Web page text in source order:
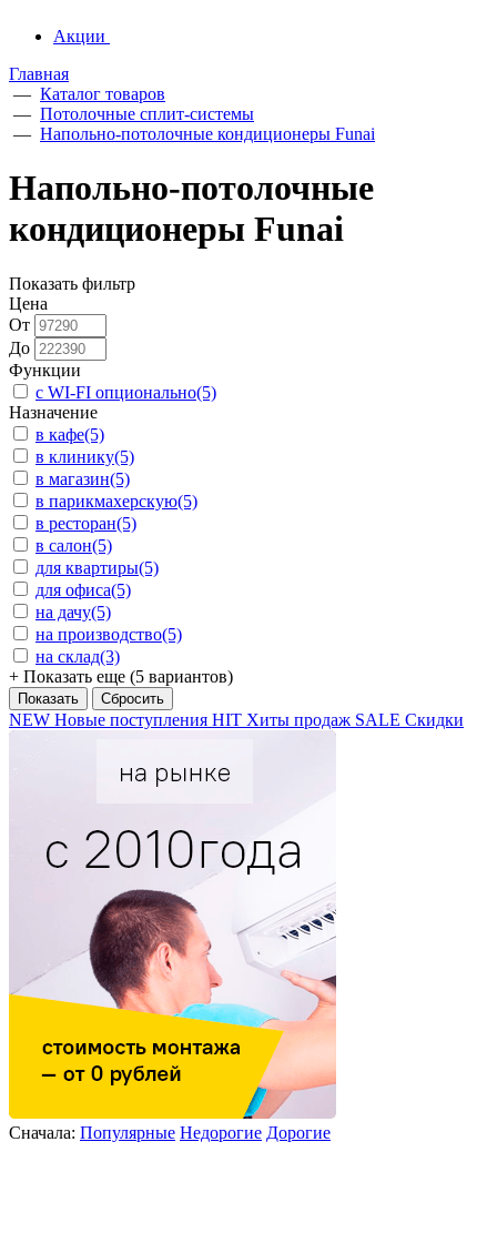
Акции
Главная
— Каталог товаров
— Потолочные сплит-системы
— Напольно-потолочные кондиционеры Funai
Напольно-потолочные
кондиционеры Funai
Показать фильтр
Цена
От
До
Функции
с WI-FI опционально(5)
Назначение
в кафе(5)
в клинику(5)
в магазин(5)
в парикмахерскую(5)
в ресторан(5)
в салон(5)
для квартиры(5)
для офиса(5)
на дачу(5)
на производство(5)
на склад(3)
+ Показать еще (5 вариантов)
NEW Новые поступления HIT Хиты продаж SALE Скидки
Сначала: Популярные Недорогие Дорогие